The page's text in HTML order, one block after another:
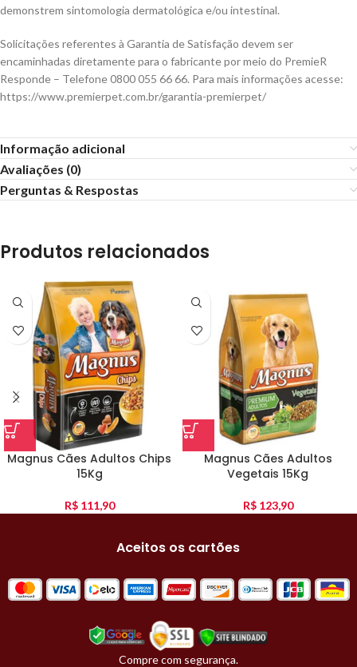
demonstrem sintomologia dermatológica e/ou intestinal.
Solicitações referentes à Garantia de Satisfação devem ser
encaminhadas diretamente para o fabricante por meio do PremieR
Responde – Telefone 0800 055 66 66. Para mais informações acesse:
https://www.premierpet.com.br/garantia-premierpet/
Informação adicional
Avaliações (0)
Perguntas & Respostas
Produtos relacionados
Magnus Cães Adultos Chips
15Kg
R$111,90
Magnus Cães Adultos
Vegetais 15Kg
R$123,90
Aceitos os cartões
Compre com segurança.